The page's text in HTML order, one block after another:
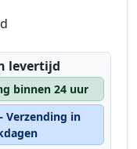
levertijd
binnen 24 uur
Verzending in